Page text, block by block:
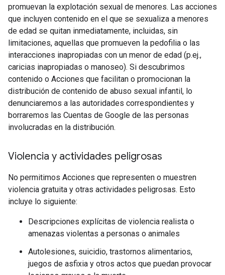
promuevan la explotación sexual de menores. Las acciones
que incluyen contenido en el que se sexualiza a menores
de edad se quitan inmediatamente, incluidas, sin
limitaciones, aquellas que promueven la pedofilia o las
interacciones inapropiadas con un menor de edad (p.ej.,
caricias inapropiadas o manoseo). Si descubrimos
contenido o Acciones que facilitan o promocionan la
distribución de contenido de abuso sexual infantil, lo
denunciaremos a las autoridades correspondientes y
borraremos las Cuentas de Google de las personas
involucradas en la distribución.
Violencia y actividades peligrosas
No permitimos Acciones que representen o muestren
violencia gratuita y otras actividades peligrosas. Esto
incluye lo siguiente:
Descripciones explícitas de violencia realista o
amenazas violentas a personas o animales
Autolesiones, suicidio, trastornos alimentarios,
juegos de asfixia y otros actos que puedan provocar